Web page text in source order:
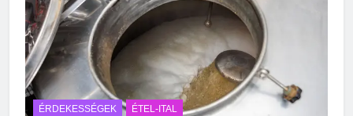
ÉRDEKESSÉGEK ÉTEL-ITAL